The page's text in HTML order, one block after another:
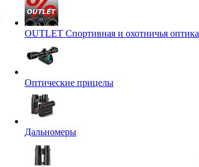
OUTLET Спортивная и охотничья оптика
Оптические прицелы
Дальномеры